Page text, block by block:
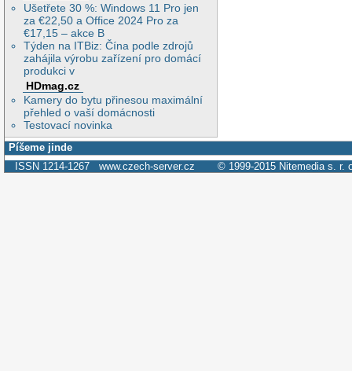
Ušetřete 30 %: Windows 11 Pro jen
za €22,50 a Office 2024 Pro za
€17,15 – akce B
Týden na ITBiz: Čína podle zdrojů
zahájila výrobu zařízení pro domácí
produkci v
HDmag.cz
Kamery do bytu přinesou maximální
přehled o vaší domácnosti
Testovací novinka
Píšeme jinde
ISSN 1214-1267 www.czech-server.cz © 1999-2015 Nitemedia s. r.